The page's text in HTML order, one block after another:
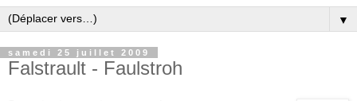
▼
samedi 25 juillet 2009
Falstrault - Faulstroh